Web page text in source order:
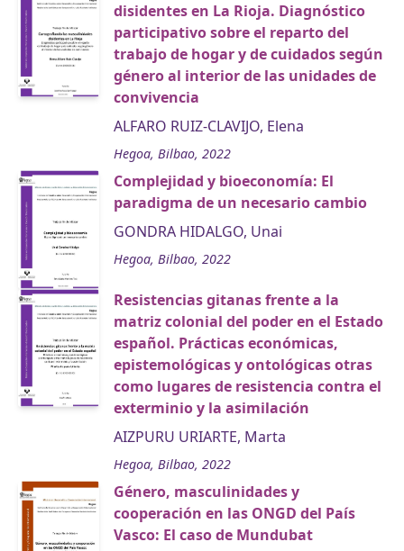
disidentes en La Rioja. Diagnóstico
participativo sobre el reparto del
trabajo de hogar y de cuidados según
género al interior de las unidades de
convivencia
ALFARO RUIZ-CLAVIJO, Elena
Hegoa, Bilbao, 2022
Complejidad y bioeconomía: El
paradigma de un necesario cambio
GONDRA HIDALGO, Unai
Hegoa, Bilbao, 2022
Resistencias gitanas frente a la
matriz colonial del poder en el Estado
español. Prácticas económicas,
epistemológicas y ontológicas otras
como lugares de resistencia contra el
exterminio y la asimilación
AIZPURU URIARTE, Marta
Hegoa, Bilbao, 2022
Género, masculinidades y
cooperación en las ONGD del País
Vasco: El caso de Mundubat